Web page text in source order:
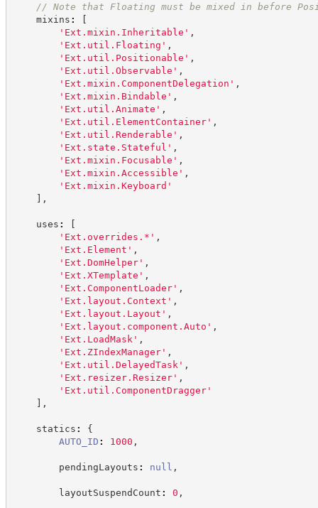
// Note that Floating must be mixed in before
mixins :
[
' Ext.mixin.Inheritable ' ,
' Ext.util.Floating ' ,
' Ext.util.Positionable ' ,
' Ext.util.Observable ' ,
' Ext.mixin.ComponentDelegation ' ,
' Ext.mixin.Bindable ' ,
' Ext.util.Animate ' ,
' Ext.util.ElementContainer' ,
' Ext.util.Renderable ' ,
' Ext.state.Stateful ' ,
' Ext.mixin.Focusable ' ,
' Ext.mixin.Accessible ' ,
' Ext.mixin.Keyboard '
] ,
uses :
[
' Ext.overrides.* ' ,
' Ext.Element ' ,
' Ext.DomHelper' ,
' Ext.XTemplate ' ,
' Ext.ComponentLoader' ,
' Ext.layout.Context ' ,
' Ext.layout.Layout ' ,
' Ext.layout.component.Auto ' ,
' Ext.LoadMask ' ,
' Ext.ZIndexManager' ,
' Ext.util.DelayedTask ' ,
' Ext.resizer.Resizer' ,
' Ext.util.ComponentDragger'
] ,
statics :
{
AUTO_ID : 1000 ,
pendingLayouts : null ,
layoutSuspendCount : 0 ,